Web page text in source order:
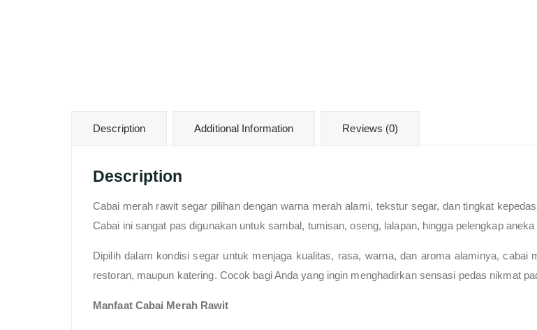
Description Additional Information Reviews (0)
Description
Cabai merah rawit segar pilihan dengan warna merah alami, tekstur segar, dan tingkat
Cabai ini sangat pas digunakan untuk sambal, tumisan, oseng, lalapan, hingga pelengkap
Dipilih dalam kondisi segar untuk menjaga kualitas, rasa, warna, dan aroma alaminya, cabai
restoran, maupun katering. Cocok bagi Anda yang ingin menghadirkan sensasi pedas nikmat
Manfaat Cabai Merah Rawit